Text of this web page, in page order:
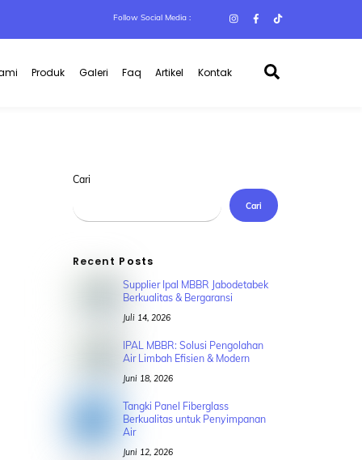
Follow Social Media :
Produk Galeri Faq Artikel Kontak
Cari
Cari
Recent Posts
Supplier Ipal MBBR Jabodetabek
Berkualitas & Bergaransi
Juli 14, 2026
IPAL MBBR: Solusi Pengolahan
Air Limbah Efisien & Modern
Juni 18, 2026
Tangki Panel Fiberglass
Berkualitas untuk Penyimpanan
Air
Juni 12, 2026